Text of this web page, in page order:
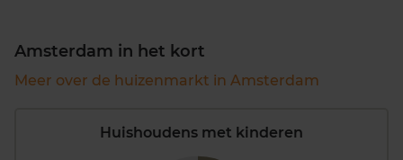
Amsterdam in het kort
Meer over de huizenmarkt in Amsterdam
Huishoudens met kinderen